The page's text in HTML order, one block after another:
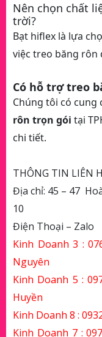
Nên chọn chất
trời?
Bạt hiflex là lựa
việc treo băng rôn
Có hỗ trợ treo
Chúng tôi có cung
rôn trọn gói tại
chi tiết.
THÔNG TIN LIÊN
Địa chỉ: 45 – 47
10
Điện Thoại – Zalo
Kinh Doanh 3 :
Nguyên
Kinh Doanh 5 :
Huyền
Kinh Doanh 8 :
Kinh Doanh 7 :